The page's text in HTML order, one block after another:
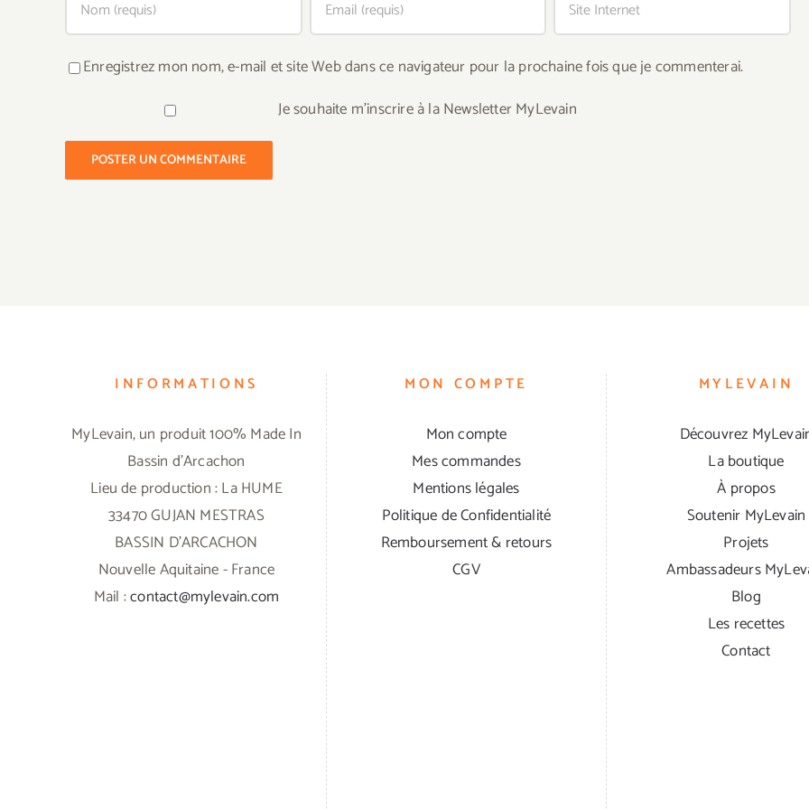
Enregistrez mon nom, e-mail et site Web dans ce navigateur pour la prochaine fois que je commenterai.
Je souhaite m'inscrire à la Newsletter MyLevain
INFORMATIONS
MyLevain, un produit 100% Made In
Bassin d'Arcachon
Lieu de production : La HUME
33470 GUJAN MESTRAS
BASSIN D'ARCACHON
Nouvelle Aquitaine - France
Mail :contact@mylevain.com
MON COMPTE
Mon compte
Mes commandes
Mentions légales
Politique de Confidentialité
Remboursement & retours
CGV
MYLEVAIN
Découvrez
La boutique
À propos
Soutenir MyLevain
Projets
Ambassadeurs
Blog
Les recettes
Contact